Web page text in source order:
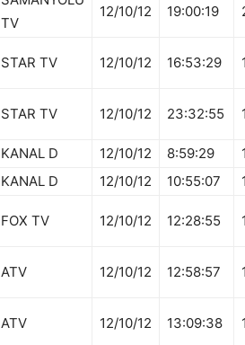
TV
12/10/12 19:00:19
STAR TV 12/10/12 16:53:29
STAR TV 12/10/12 23:32:55
KANAL D 12/10/12 8:59:29
KANAL D 12/10/12 10:55:07
FOX TV 12/10/12 12:28:55
ATV 12/10/12 12:58:57
ATV 12/10/12 13:09:38